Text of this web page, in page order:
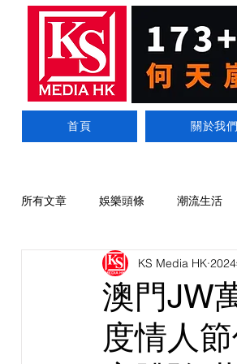
首頁 關於我
所有文章 娛樂頭條 潮流生活
澳門JW
度情人
KS Media HK